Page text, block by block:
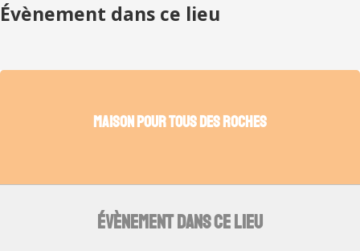
Évènement dans ce lieu
MAISON POUR TOUS DES ROCHES
ÉVÈNEMENT DANS CE LIEU